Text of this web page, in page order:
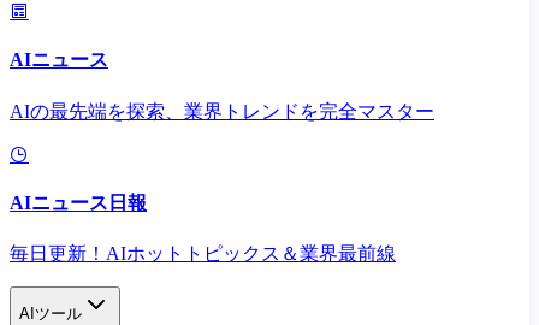
AIニュース
AIの最先端を探索、業界トレンドを完全マスター
AIニュース日報
毎日更新！AIホットトピックス＆業界最前線
AIツール